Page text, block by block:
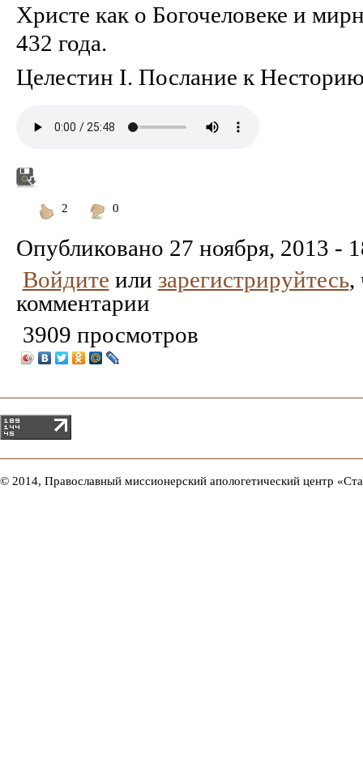
Христе как о Богочеловеке и
432 года.
Целестин I. Послание к
2
0
Опубликовано 27 ноября, 2013 -
Войдите или зарегистрируйтесь,
комментарии
3909 просмотров
© 2014, Православный миссионерский апологетический центр